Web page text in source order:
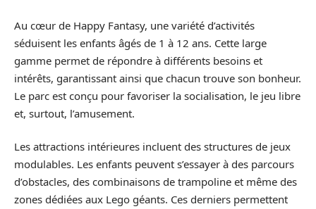
Au cœur de Happy Fantasy, une variété d’activités
séduisent les enfants âgés de 1 à 12 ans. Cette large
gamme permet de répondre à différents besoins et
intérêts, garantissant ainsi que chacun trouve son bonheur.
Le parc est conçu pour favoriser la socialisation, le jeu libre
et, surtout, l’amusement.
Les attractions intérieures incluent des structures de jeux
modulables. Les enfants peuvent s’essayer à des parcours
d’obstacles, des combinaisons de trampoline et même des
zones dédiées aux Lego géants. Ces derniers permettent